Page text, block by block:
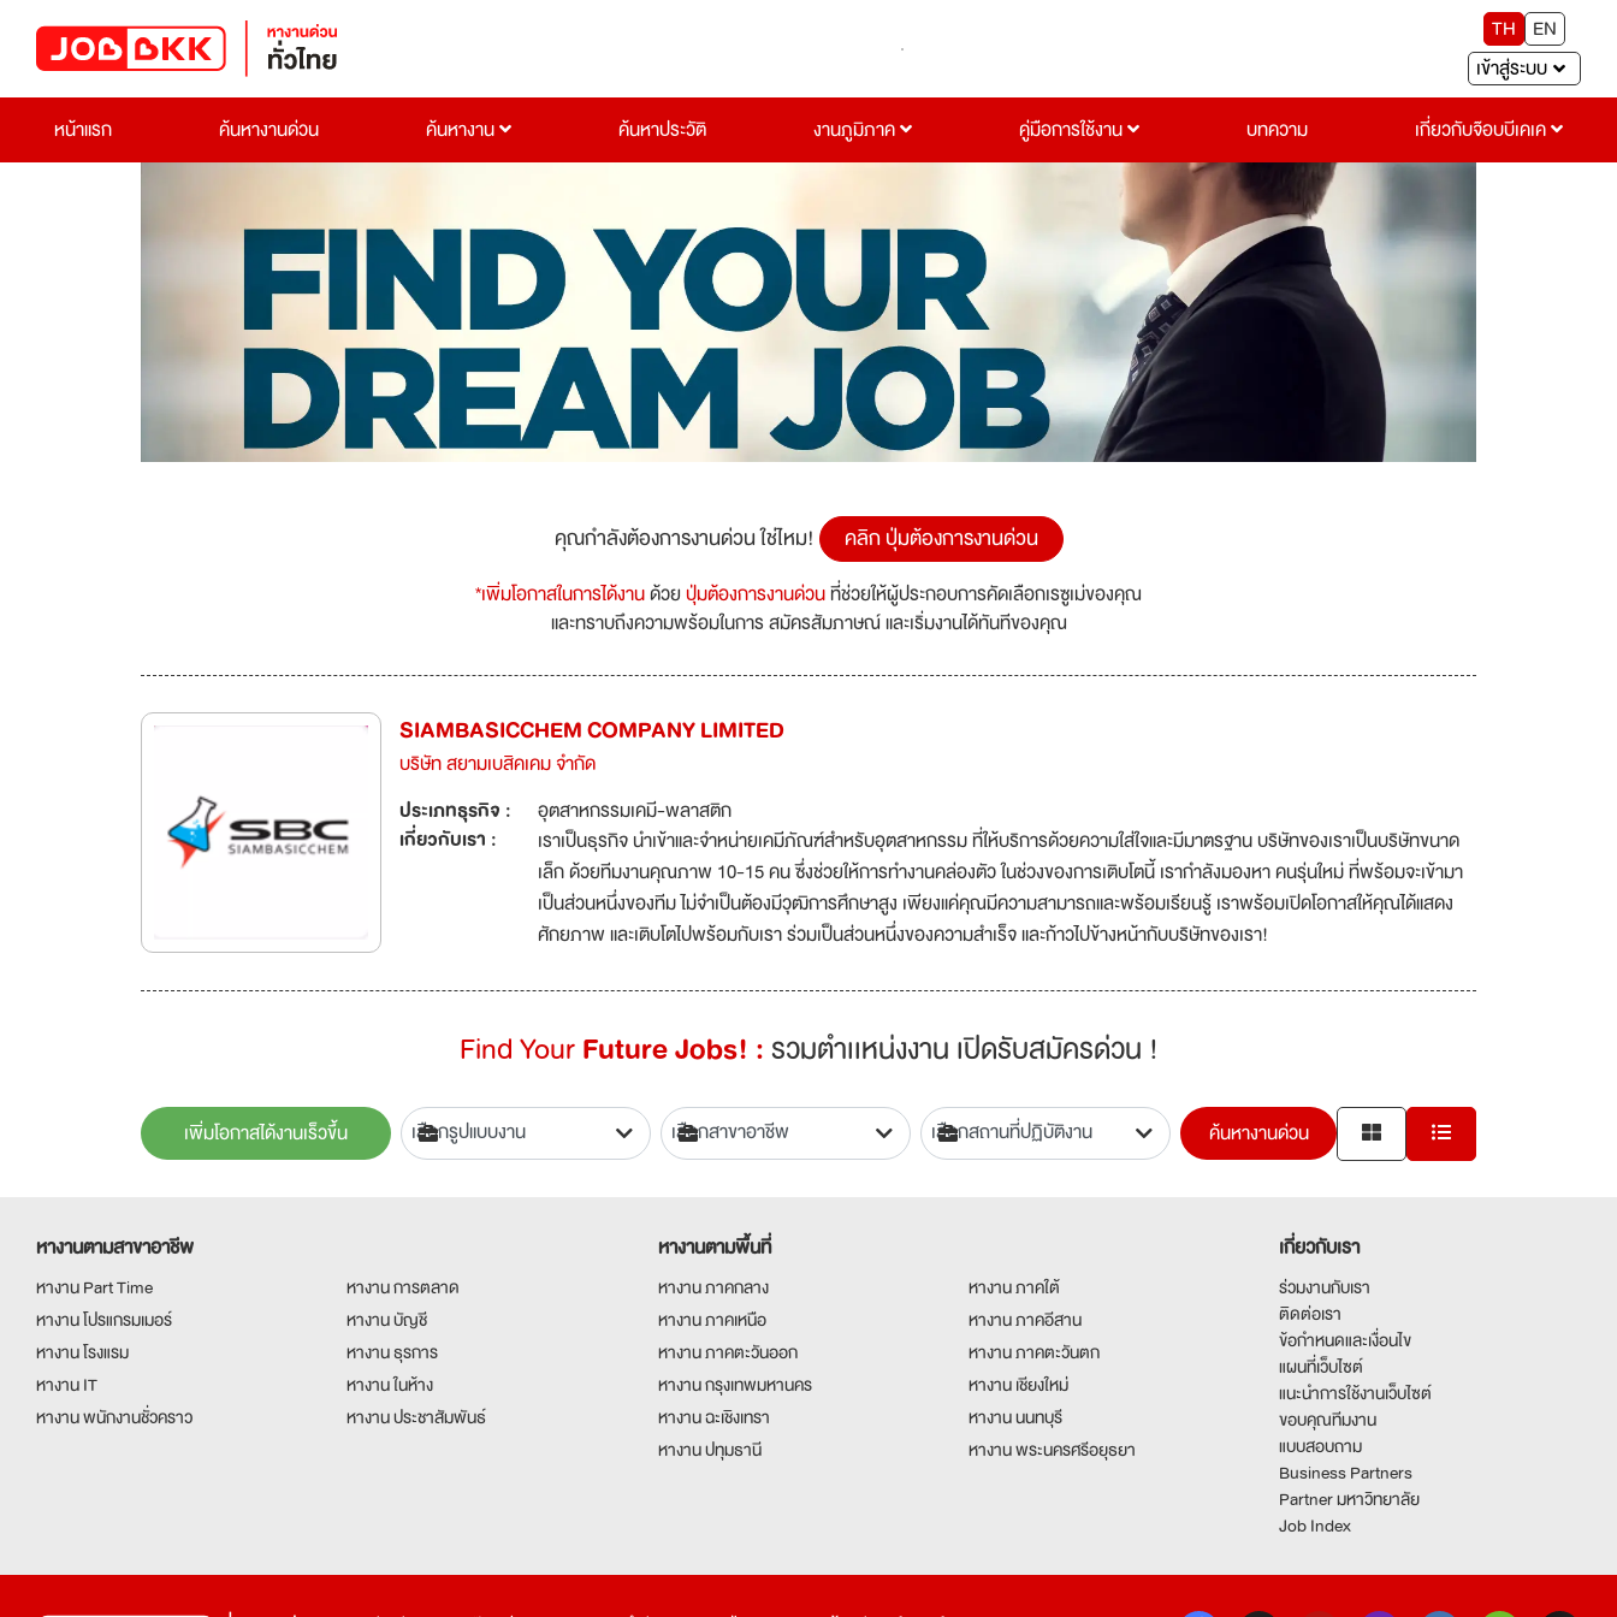
TH
EN
เข้าสู่ระบบ
หน้าแรก
ค้นหางานด่วน ค้นหางาน ค้นหาประวัติ งานภูมิภาค คู่มือการใช้งาน บทความ เกี่ยวกับจ๊อบบีเคเค
คุณกำลังต้องการงานด่วน ใช่ไหม! คลิก ปุ่มต้องการงานด่วน
*เพิ่มโอกาสในการได้งานด้วยปุ่มต้องการงานด่วนที่ช่วยให้ผู้ประกอบการคัดเลือกเรซูเม่ของคุณ
และทราบถึงความพร้อมในการ สมัครสัมภาษณ์ และเริ่มงานได้ทันทีของคุณ
SIAMBASICCHEM COMPANY LIMITED
บริษัท สยามเบสิคเคม จำกัด
ประเภทธุรกิจ :
อุตสาหกรรมเคมี-พลาสติก
เกี่ยวกับเรา :
เราเป็นธุรกิจ นำเข้าและจำหน่ายเคมีภัณฑ์สำหรับอุตสาหกรรม ที่ให้บริการด้วยความใส่ใจและมีมาตรฐาน บริษัทของเราเป็นบริษัทขนาด
เล็ก ด้วยทีมงานคุณภาพ 10-15 คน ซึ่งช่วยให้การทำงานคล่องตัว ในช่วงของการเติบโตนี้ เรากำลังมองหา คนรุ่นใหม่ ที่พร้อมจะเข้ามา
เป็นส่วนหนึ่งของทีม ไม่จำเป็นต้องมีวุฒิการศึกษาสูง เพียงแค่คุณมีความสามารถและพร้อมเรียนรู้ เราพร้อมเปิดโอกาสให้คุณได้แสดง
ศักยภาพ และเติบโตไปพร้อมกับเรา ร่วมเป็นส่วนหนึ่งของความสำเร็จ และก้าวไปข้างหน้ากับบริษัทของเรา!
Find YourFuture Jobs! :รวมตำเเหน่งงาน เปิดรับสมัครด่วน !
เพิ่มโอกาสได้งานเร็วขึ้น ค้นหางานด่วน
หางานตามสาขาอาชีพ
หางาน Part Time
หางาน การตลาด
หางาน โปรแกรมเมอร์
หางาน บัญชี
หางาน โรงแรม
หางาน ธุรการ
หางาน IT
หางาน ในห้าง
หางาน พนักงานชั่วคราว
หางาน ประชาสัมพันธ์
หางานตามพื้นที่
หางาน ภาคกลาง
หางาน ภาคใต้
หางาน ภาคเหนือ
หางาน ภาคอีสาน
หางาน ภาคตะวันออก
หางาน ภาคตะวันตก
หางาน กรุงเทพมหานคร
หางาน เชียงใหม่
หางาน ฉะเชิงเทรา
หางาน นนทบุรี
หางาน ปทุมธานี
หางาน พระนครศรีอยุธยา
เกี่ยวกับเรา
ร่วมงานกับเรา
ติดต่อเรา
ข้อกำหนดและเงื่อนไข
แผนที่เว็บไซต์
แนะนำการใช้งานเว็บไซต์
ขอบคุณทีมงาน
แบบสอบถาม
Business Partners
Partner มหาวิทยาลัย
Job Index